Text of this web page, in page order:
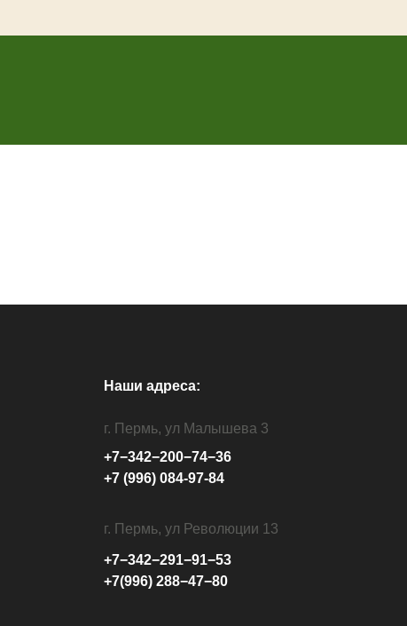
г. Пермь, ул Революции 13
г. Пермь, ул Малышева 3
+7−342−291−91−53
+7(996) 288−47−80
+7−342−200−74−36
+7 (996) 084-97-84
Наши адреса: